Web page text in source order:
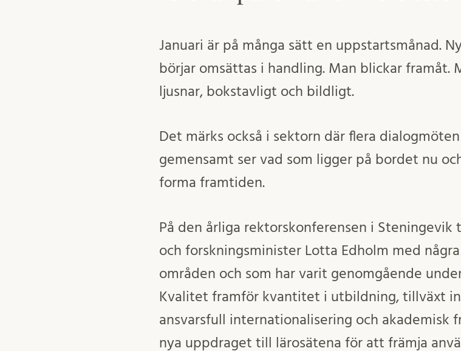
Januari är på många sätt en uppstartsmånad.
börjar omsättas i handling. Man blickar framåt.
ljusnar, bokstavligt och bildligt.
Det märks också i sektorn där flera
gemensamt ser vad som ligger på bordet nu
forma framtiden.
På den årliga rektorskonferensen i Steningevik
och forskningsminister Lotta Edholm med
områden och som har varit genomgående
Kvalitet framför kvantitet i utbildning, tillväxt
ansvarsfull internationalisering och akademisk
nya uppdraget till lärosätena för att främja